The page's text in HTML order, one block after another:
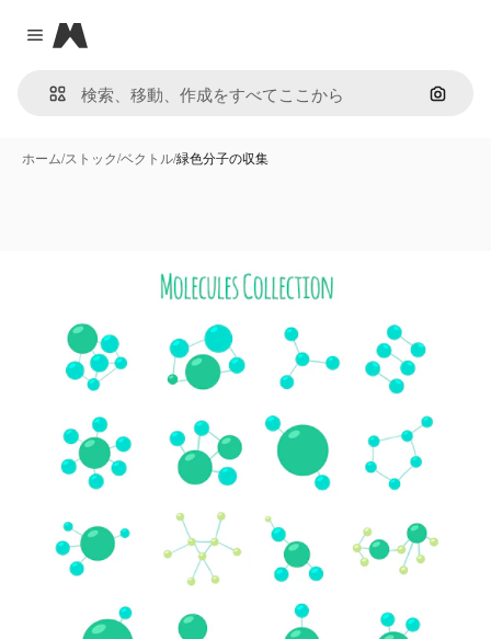
Close menu
Magnific
画像で
ホーム/ストック/ベクトル/緑色分子の収集